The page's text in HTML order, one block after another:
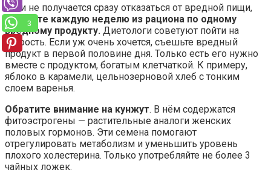
Если не получается сразу отказаться от вредной пищи,
убирайте каждую неделю из рациона по одному
вредному продукту. Диетологи советуют пойти на
хитрость. Если уж очень хочется, съешьте вредный
продукт в первой половине дня. Только есть его нужно
вместе с продуктом, богатым клетчаткой. К примеру,
яблоко в карамели, цельнозерновой хлеб с тонким
слоем варенья.
Обратите внимание на кунжут. В нём содержатся
фитоэстрогены — растительные аналоги женских
половых гормонов. Эти семена помогают
отрегулировать метаболизм и уменьшить уровень
плохого холестерина. Только употребляйте не более 3
чайных ложек.
3